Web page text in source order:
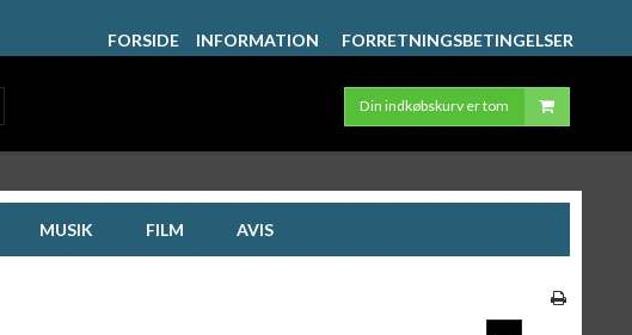
FORSIDE INFORMATION FORRETNINGSBETINGELSER
Din indkøbskurv er tom
MUSIK FILM AVIS